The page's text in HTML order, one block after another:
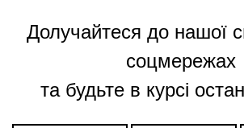
Долучайтеся до нашої
соцмережах
та будьте в курсі